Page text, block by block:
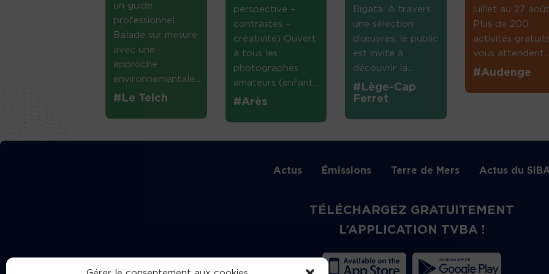
un guide
professionnel.
Balade sur mesure
avec une
approche
environnementale....
#Le Teich
perspective –
contrastes –
créativité) Ouvert
à tous les
photographes
amateurs (enfant...
#Arès
Bigata. A travers
une sélection
d’œuvres, le public
est invité à
découvrir la...
#Lège-Cap
Ferret
juillet au 27
Plus de 200
activités
vous
#Audenge
Actus Émissions Terre de Mers Actus du
TÉLÉCHARGEZ GRATUITEMENT
L’APPLICATION TVBA !